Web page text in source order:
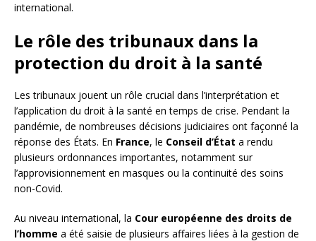
international.
Le rôle des tribunaux dans la
protection du droit à la santé
Les tribunaux jouent un rôle crucial dans l’interprétation et
l’application du droit à la santé en temps de crise. Pendant la
pandémie, de nombreuses décisions judiciaires ont façonné la
réponse des États. En France, le Conseil d’État a rendu
plusieurs ordonnances importantes, notamment sur
l’approvisionnement en masques ou la continuité des soins
non-Covid.
Au niveau international, la Cour européenne des droits de
l’homme a été saisie de plusieurs affaires liées à la gestion de